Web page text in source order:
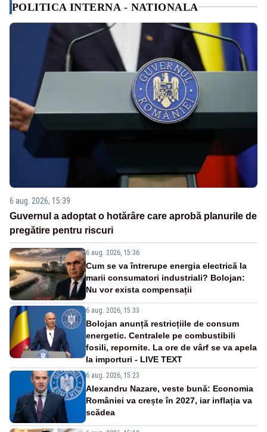
POLITICA INTERNA - NATIONALA
6 aug. 2026, 15:39
Guvernul a adoptat o hotărâre care aprobă planurile de
pregătire pentru riscuri
6 aug. 2026, 15:36
Cum se va întrerupe energia electrică la
marii consumatori industriali? Bolojan:
Nu vor exista compensații
6 aug. 2026, 15:33
Bolojan anunță restricțiile de consum
energetic. Centralele pe combustibili
fosili, repornite. La ore de vârf se va apela
la importuri - LIVE TEXT
6 aug. 2026, 15:23
Alexandru Nazare, veste bună: Economia
României va crește în 2027, iar inflația va
scădea